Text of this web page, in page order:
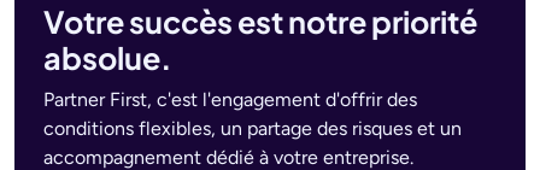
Votre succès est notre priorité
absolue.
Partner First, c'est l'engagement d'offrir des
conditions flexibles, un partage des risques et un
accompagnement dédié à votre entreprise.